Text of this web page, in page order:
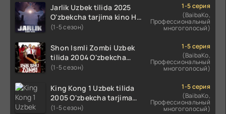
skachat
Jarlik Uzbek tilida 2025
O'zbekcha tarjima kino HD
skachat
(1-5 сезон)
1-5 серия
(BaibaKo,
Профессиональный
многоголосый)
Shon Ismli Zombi Uzbek
tilida 2004 O'zbekcha
tarjima kino HD skachat
(1-5 сезон)
1-5 серия
(BaibaKo,
Профессиональный
многоголосый)
King Kong 1 Uzbek tilida
2005 O'zbekcha tarjima
kino HD skachat
(1-5 сезон)
1-5 серия
(BaibaKo,
Профессиональный
многоголосый)